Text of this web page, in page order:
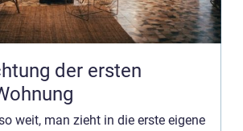
der ersten
weit, man zieht in die erste eigene